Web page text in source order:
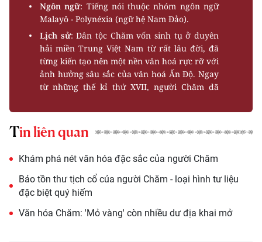
Ngôn ngữ: Tiếng nói thuộc nhóm ngôn ngữ
Malayô - Polynéxia (ngữ hệ Nam Ðảo).
Lịch sử: Dân tộc Chăm vốn sinh tụ ở duyên
hải miền Trung Việt Nam từ rất lâu đời, đã
từng kiến tạo nên một nền văn hoá rực rỡ với
ảnh hưởng sâu sắc của văn hoá Ấn Ðộ. Ngay
từ những thế kỉ thứ XVII, người Chăm đã
Hiện tại cư dân gồm có hai bộ phận chính: Bộ
phận cư trú ở
chủ yếu theo đạo Bà la môn (một bộ phận
nhỏ người Chăm ở đây theo đạo Islam truyền
thống gọi là người Chăm Bà ni). Bộ phận cư
trú ở một số địa phương thuộc các tỉnh Châu
Ðốc, Tây Ninh, An Giang, Ðồng Nai và thành
mới.
Tin liên quan
Khám phá nét văn hóa đặc sắc của người Chăm
Bảo tồn thư tịch cổ của người Chăm - loại hình tư liệu
đặc biệt quý hiếm
Văn hóa Chăm: 'Mỏ vàng' còn nhiều dư địa khai mở